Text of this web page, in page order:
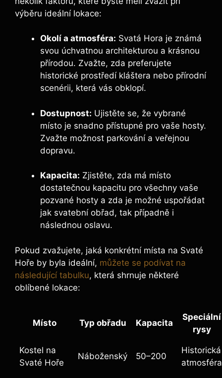
výběru ideální lokace:
Okolí a atmosféra: Svatá Hora je známá
svou úchvatnou architekturou a krásnou
přírodou. Zvažte, zda preferujete
historické prostředí kláštera nebo přírodní
scenérii, která vás obklopí.
Dostupnost: Ujistěte se, že vybrané
místo je snadno přístupné pro vaše hosty.
Zvažte možnost parkování a veřejnou
dopravu.
Kapacita: Zjistěte, zda má místo
dostatečnou kapacitu pro všechny vaše
pozvané hosty a zda je možné uspořádat
jak svatební obřad, tak případně i
následnou oslavu.
Pokud zvažujete, jaká konkrétní místa na Svaté
Hoře by byla ideální, můžete se podívat na
následující tabulku, která shrnuje některé
oblíbené lokace:
Místo Typ obřadu Kapacita
Speciální
rysy
Kostel na
Svaté Hoře
Náboženský 50–200
Historická
atmosféra